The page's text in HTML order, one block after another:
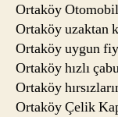
Ortaköy
Ortaköy uzaktan
Ortaköy uygun
Ortaköy hızlı
Ortaköy
Ortaköy Çelik